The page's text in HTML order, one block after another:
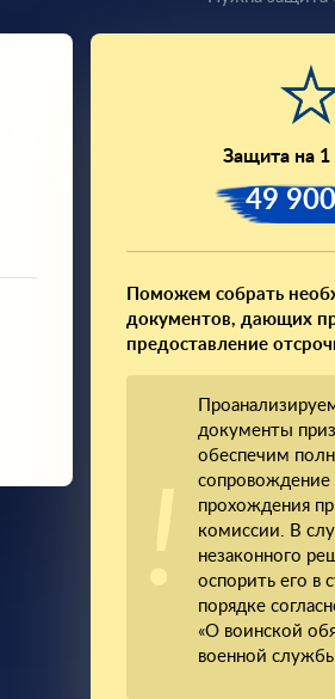
Защита на 1
49 900
Поможем собрать
документов, дающих
предоставление
документы
обеспечим
сопровождение
прохождения
комиссии. В
незаконного
оспорить его в
порядке
«О воинской
военной